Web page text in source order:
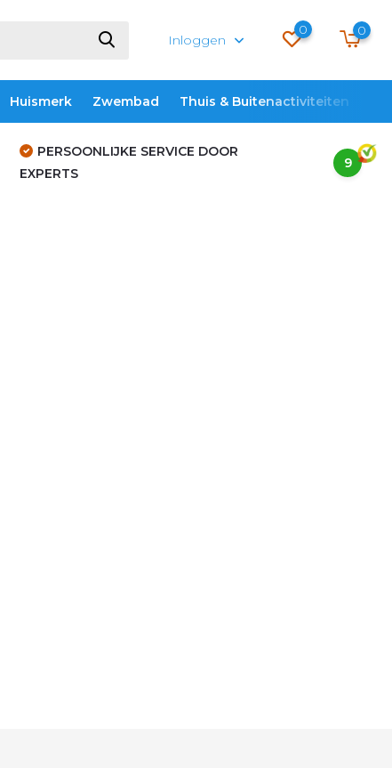
Inloggen
0 0
Huismerk Zwembad Thuis & Buitenactiviteiten
PERSOONLIJKE SERVICE DOOR
EXPERTS
9